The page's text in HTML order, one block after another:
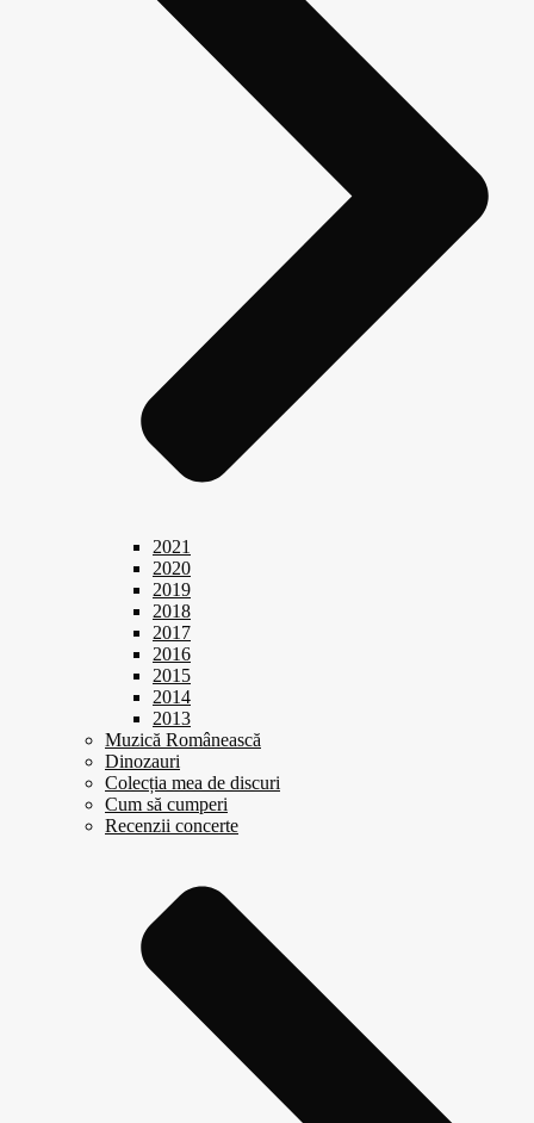
2021
2020
2019
2018
2017
2016
2015
2014
2013
Muzică Românească
Dinozauri
Colecția mea de discuri
Cum să cumperi
Recenzii concerte